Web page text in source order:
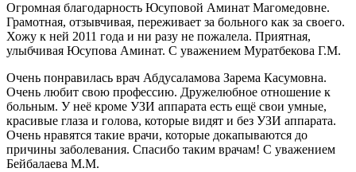
Огромная благодарность Юсуповой Аминат Магомедовне.
Грамотная, отзывчивая, переживает за больного как за своего.
Хожу к ней 2011 года и ни разу не пожалела. Приятная,
улыбчивая Юсупова Аминат. С уважением Муратбекова Г.М.
Очень понравилась врач Абдусаламова Зарема Касумовна.
Очень любит свою профессию. Дружелюбное отношение к
больным. У неё кроме УЗИ аппарата есть ещё свои умные,
красивые глаза и голова, которые видят и без УЗИ аппарата.
Очень нравятся такие врачи, которые докапываются до
причины заболевания. Спасибо таким врачам! С уважением
Бейбалаева М.М.